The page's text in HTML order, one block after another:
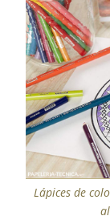
Lápices de